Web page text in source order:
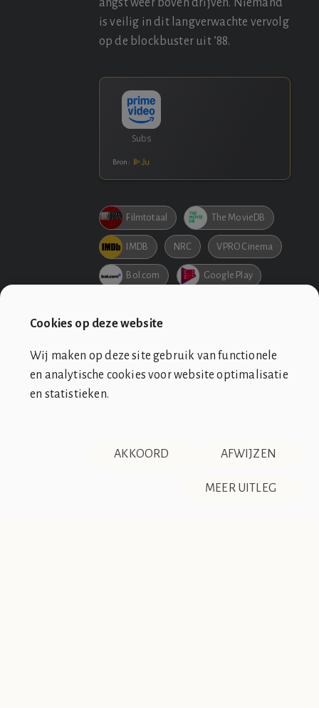
Cookies op deze website
Wij maken op deze site gebruik van functionele
en analytische cookies voor website optimalisatie
en statistieken.
AFWIJZEN
AKKOORD
MEER UITLEG
angst weer boven drijven. Niemand
is veilig in dit langverwachte vervolg
op de blockbuster uit ’88.
Bron:
Filmtotaal The MovieDB
IMDB NRC VPRO Cinema
Bol.com Google Play
DISCLAIMER & PRIVACY
RSS
overeenkomsten tussen de club en de werkelijkheid berusten